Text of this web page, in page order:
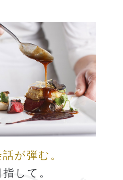
が弾む。
して。